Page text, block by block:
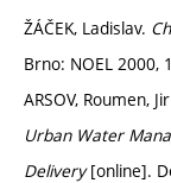
ŽÁČEK, Ladislav.
Brno: NOEL 2000,
ARSOV, Roumen,
Urban Water
Delivery[online].